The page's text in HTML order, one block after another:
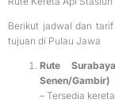
Berikut jadwal dan
tujuan di Pulau Jawa
Rute
Senen/Gambir)
– Tersedia